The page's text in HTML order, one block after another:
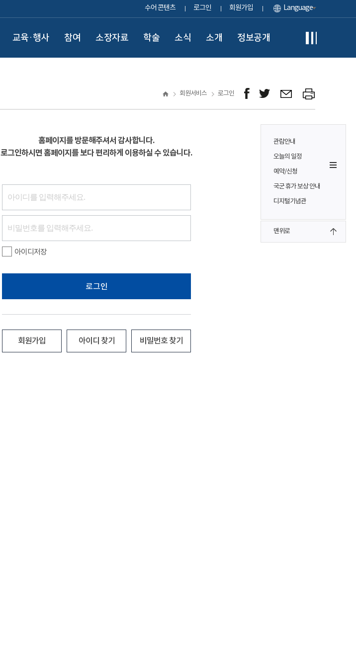
수어 콘텐츠 로그인 회원가입 Language
교육·행사 참여 소장자료 학술 소식 소개 정보공개
관람안내
오늘의 일정
예약/신청
국군 휴가 보상 안내
디지털기념관
맨위로
회원서비스 로그인
홈페이지를 방문해주셔서 감사합니다.
로그인하시면 홈페이지를 보다 편리하게 이용하실 수 있습니다.
아이디저장
로그인
회원가입 아이디 찾기 비밀번호 찾기